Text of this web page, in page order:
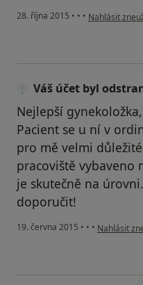
28. října 2015 • • • podle názoru
Nahlásit
Váš účet byl
Nejlepší
Pacient se u ní v
pro mě velmi
pracoviště vybaveno
je skutečně na
doporučit!
19. června 2015 • • • podle
Nahlásit